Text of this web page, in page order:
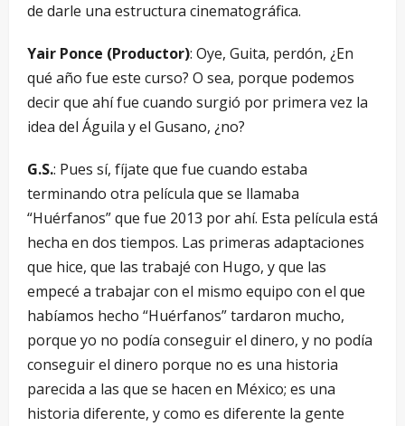
de darle una estructura cinematográfica.
Yair Ponce (Productor): Oye, Guita, perdón, ¿En
qué año fue este curso? O sea, porque podemos
decir que ahí fue cuando surgió por primera vez la
idea del Águila y el Gusano, ¿no?
G.S.: Pues sí, fíjate que fue cuando estaba
terminando otra película que se llamaba
“Huérfanos” que fue 2013 por ahí. Esta película está
hecha en dos tiempos. Las primeras adaptaciones
que hice, que las trabajé con Hugo, y que las
empecé a trabajar con el mismo equipo con el que
habíamos hecho “Huérfanos” tardaron mucho,
porque yo no podía conseguir el dinero, y no podía
conseguir el dinero porque no es una historia
parecida a las que se hacen en México; es una
historia diferente, y como es diferente la gente